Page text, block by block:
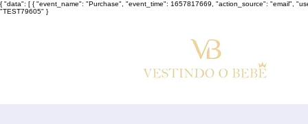
{ "data": [ { "event_name": "Purchase", "event_time": 1657817669, "action_source": "email",
"TEST79605" }